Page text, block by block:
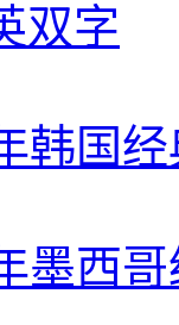
双字
韩国
墨西